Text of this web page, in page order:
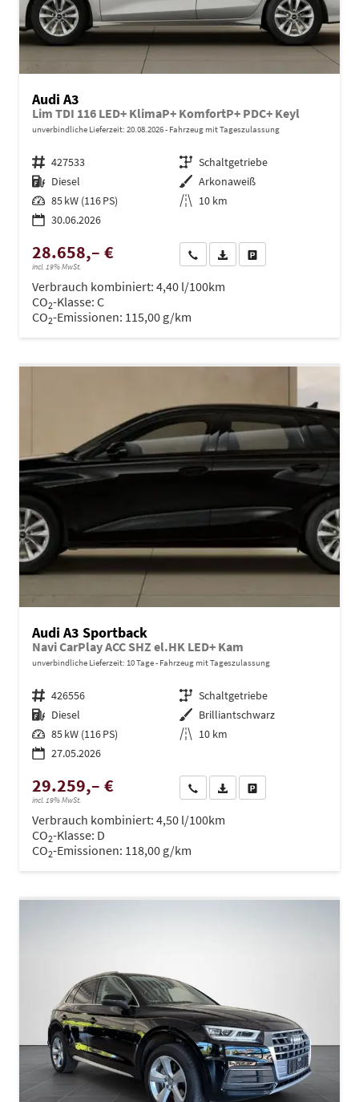
Audi A3
Lim TDI 116 LED+ KlimaP+ KomfortP+ PDC+ Keyl
unverbindliche Lieferzeit: 20.08.2026 Fahrzeug mit Tageszulassung
Fahrzeugnr. 427533 Getriebe Schaltgetriebe
Kraftstoff Diesel Außenfarbe Arkonaweiß
Leistung 85 kW (116 PS) Kilometerstand 10 km
30.06.2026
28.658,– €
incl. 19% MwSt.
Wir rufen Sie anPDF-Datei, Fahrzeugexposé
Verbrauch kombiniert: 4,40 l/100km
CO2-Klasse: C
CO2-Emissionen: 115,00 g/km
Audi A3 Sportback
Navi CarPlay ACC SHZ el.HK LED+ Kam
unverbindliche Lieferzeit: 10 Tage Fahrzeug mit Tageszulassung
Fahrzeugnr. 426556 Getriebe Schaltgetriebe
Kraftstoff Diesel Außenfarbe Brilliantschwarz
Leistung 85 kW (116 PS) Kilometerstand 10 km
27.05.2026
29.259,– €
incl. 19% MwSt.
Wir rufen Sie anPDF-Datei, Fahrzeugexposé
Verbrauch kombiniert: 4,50 l/100km
CO2-Klasse: D
CO2-Emissionen: 118,00 g/km